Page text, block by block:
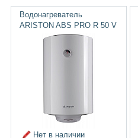
Водонагреватель
ARISTON ABS PRO R 50 V
Нет в наличии